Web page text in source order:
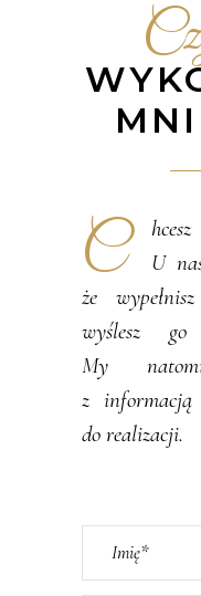
C
U
że
wyślesz
My
z informacją
do realizacji.